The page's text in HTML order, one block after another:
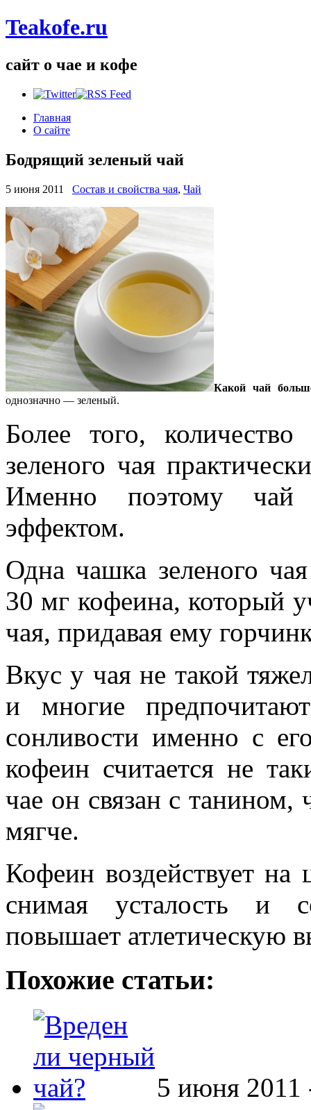
Teakofe.ru
сайт о чае и кофе
Главная
О сайте
Бодрящий зеленый чай
5 июня 2011 Состав и свойства чая, Чай
Какой чай
однозначно — зеленый.
Более того,
зеленого чая
Именно поэтому чай
эффектом.
Одна чашка зеленого
30 мг кофеина, который
чая, придавая ему
Вкус у чая не такой
и многие
сонливости именно с
кофеин считается не
чае он связан с танином,
мягче.
Кофеин воздействует
снимая усталость и
повышает атлетическую
Похожие статьи:
5 июня